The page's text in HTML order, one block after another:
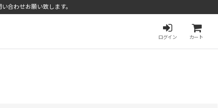
合わせお願い致します。
ログイン カート